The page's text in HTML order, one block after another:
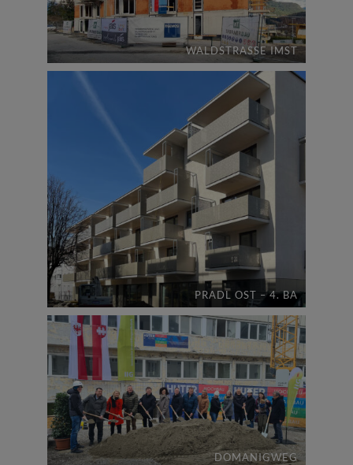
WALDSTRASSE IMST
PRADL OST – 4. BA
DOMANIGWEG